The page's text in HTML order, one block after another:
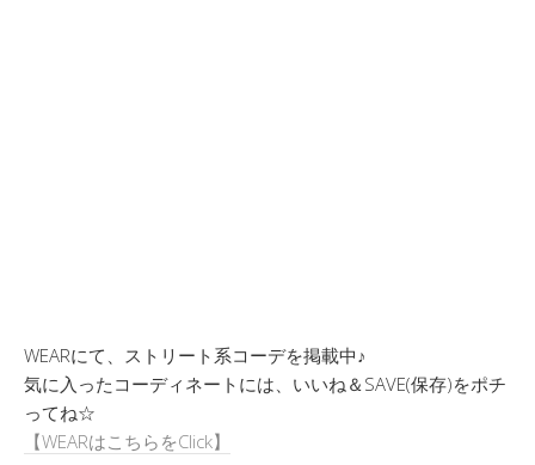
WEARにて、ストリート系コーデを掲載中♪
気に入ったコーディネートには、いいね＆SAVE(保存)をポチ
ってね☆
【WEARはこちらをClick】